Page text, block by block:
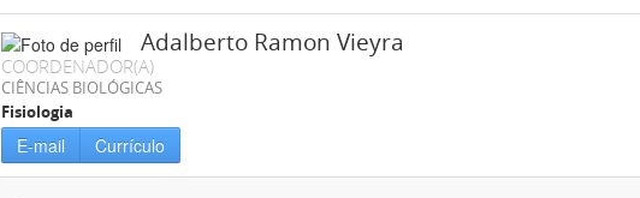
Adalberto Ramon Vieyra
COORDENADOR(A)
CIÊNCIAS BIOLÓGICAS
Fisiologia
E-mail Currículo